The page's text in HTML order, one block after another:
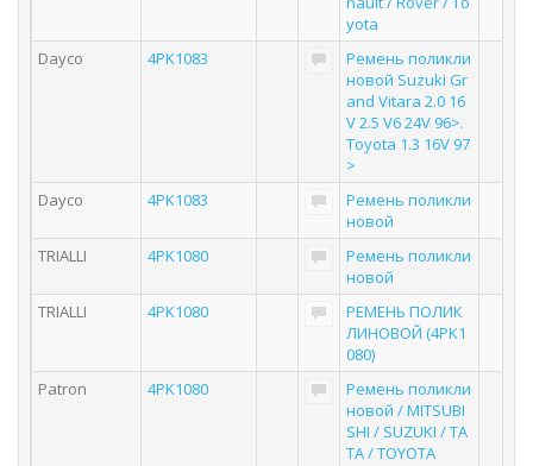
yota
Dayco
4PK1083
Ремень поликли
новой Suzuki Gr
and Vitara 2.0 16
V 2.5 V6 24V 96>.
Toyota 1.3 16V 97
>
Dayco
4PK1083
Ремень поликли
новой
TRIALLI
4PK1080
Ремень поликли
новой
TRIALLI
4PK1080
РЕМЕНЬ ПОЛИК
ЛИНОВОЙ (4PK1
080)
Patron
4PK1080
Ремень поликли
новой / MITSUBI
SHI / SUZUKI / TA
TA / TOYOTA